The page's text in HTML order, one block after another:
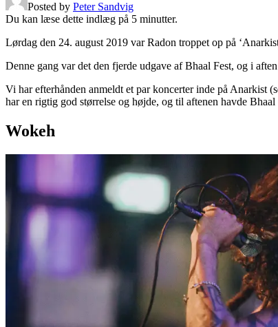
Posted by Peter Sandvig
Du kan læse dette indlæg på 5 minutter.
Lørdag den 24. august 2019 var Radon troppet op på
Denne gang var det den fjerde udgave af Bhaal Fest, og i
Vi har efterhånden anmeldt et par koncerter inde på Anarkist
har en rigtig god størrelse og højde, og til aftenen havde
Wokeh